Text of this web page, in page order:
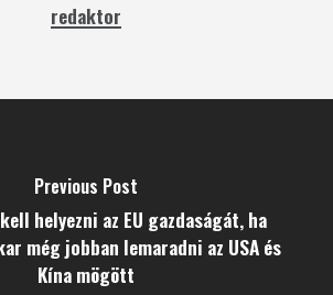
redaktor
Previous Post
helyezni az EU gazdaságát, ha
még jobban lemaradni az USA és
Kína mögött